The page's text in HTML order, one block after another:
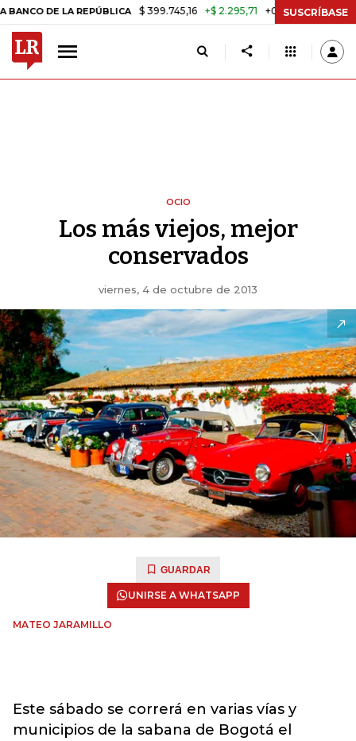
LA REPÚBLICA $ 399.745,16 +$ 2.295,71 +0,58% TASA DE
SUSCRÍBASE
OCIO
Los más viejos, mejor
conservados
viernes, 4 de octubre de 2013
GUARDAR
UNIRSE A WHATSAPP
MATEO JARAMILLO
Este sábado se correrá en varias vías y
municipios de la sabana de Bogotá el